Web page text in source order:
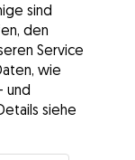
sind
den
Service
wie
und
siehe